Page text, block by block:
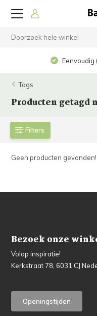
Tags
Producten getagd
Filters
Geen producten gevonden!...
Bezoek onze
Volop inspiratie!
Kerkstraat 78, 6031 CJ
Openingstijden